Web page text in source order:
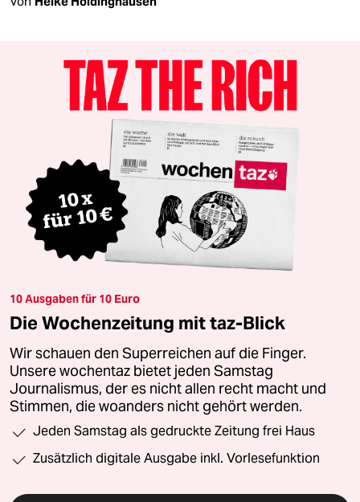
10 Ausgaben für 10 Euro
Die Wochenzeitung mit taz-Blick
Wir schauen den Superreichen auf die Finger.
Unsere wochentaz bietet jeden Samstag
Journalismus, der es nicht allen recht macht und
Stimmen, die woanders nicht gehört werden.
Jeden Samstag als gedruckte Zeitung frei Haus
Zusätzlich digitale Ausgabe inkl. Vorlesefunktion